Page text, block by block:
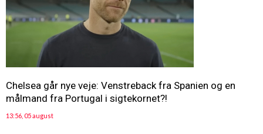
Chelsea går nye veje: Venstreback fra Spanien og en
målmand fra Portugal i sigtekornet?!
13:56, 05 august